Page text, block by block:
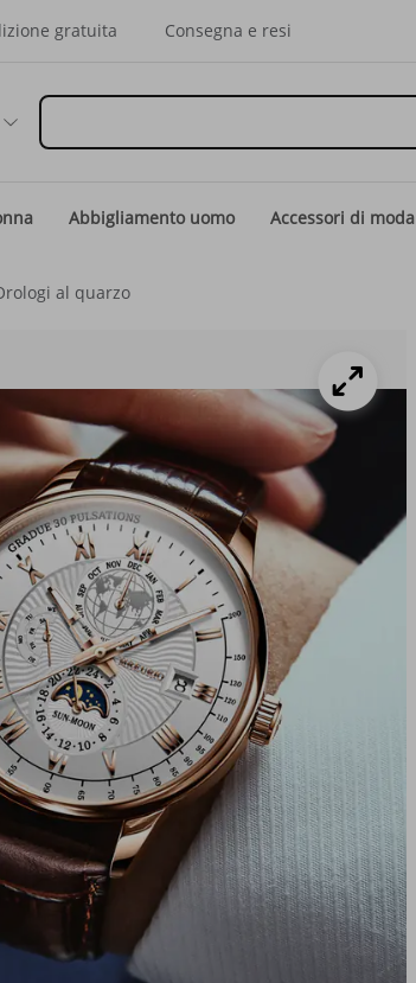
gratuita Consegna e resi
Abbigliamento uomo Accessori di moda
al quarzo